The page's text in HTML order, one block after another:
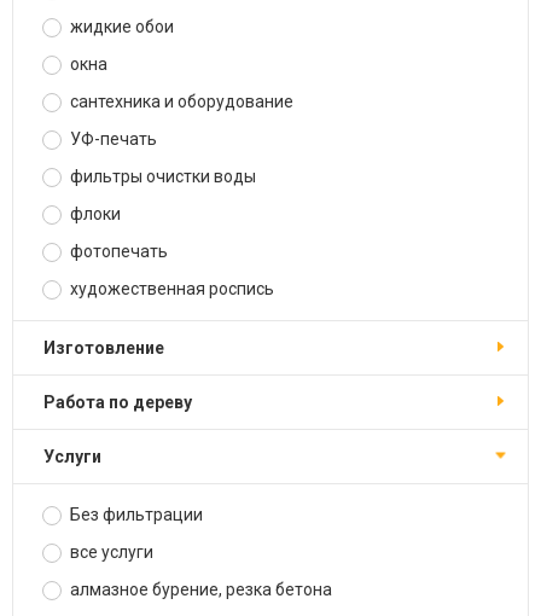
жидкие обои
окна
сантехника и оборудование
УФ-печать
фильтры очистки воды
флоки
фотопечать
художественная роспись
изготовление
работа по дереву
услуги
Без фильтрации
все услуги
алмазное бурение, резка бетона